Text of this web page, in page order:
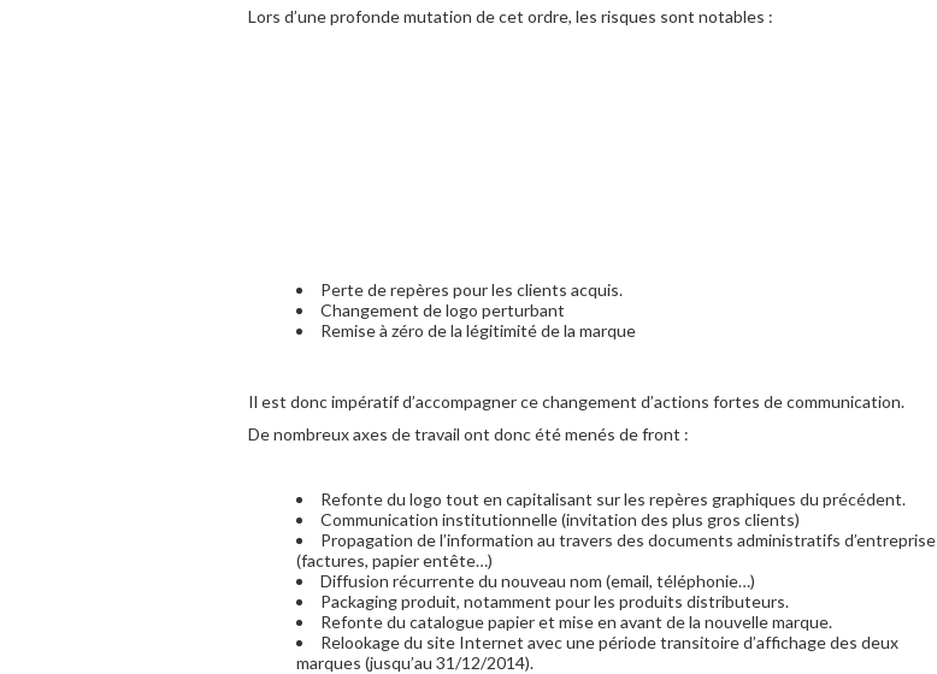
Lors d’une profonde mutation de cet ordre, les risques sont notables :
Perte de repères pour les clients acquis.
Changement de logo perturbant
Remise à zéro de la légitimité de la marque
Il est donc impératif d’accompagner ce changement d’actions fortes de communication.
De nombreux axes de travail ont donc été menés de front :
Refonte du logo tout en capitalisant sur les repères graphiques du précédent.
Communication institutionnelle (invitation des plus gros clients)
Propagation de l’information au travers des documents administratifs d’entreprise
(factures, papier entête…)
Diffusion récurrente du nouveau nom (email, téléphonie…)
Packaging produit, notamment pour les produits distributeurs.
Refonte du catalogue papier et mise en avant de la nouvelle marque.
Relookage du site Internet avec une période transitoire d’affichage des deux
marques (jusqu’au 31/12/2014).